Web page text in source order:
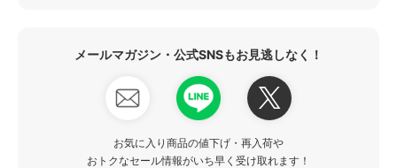
メールマガジン・公式SNSもお見逃しなく！
お気に入り商品の値下げ・再入荷や
おトクなセール情報がいち早く受け取れます！